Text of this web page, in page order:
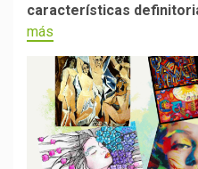
características
más